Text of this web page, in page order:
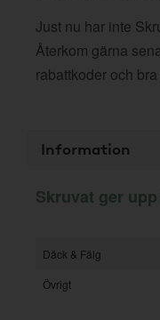
Just nu har inte
Återkom gärna
rabattkoder och
Information
Skruvat ger
Däck & Fälg
Övrigt